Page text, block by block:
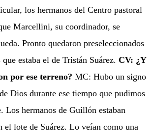
los hermanos del Centro pastoral
Marcellini, su coordinador, se
Pronto quedaron preseleccionados
estaba el de Tristán Suárez. CV: ¿Y
por ese terreno? MC: Hubo un signo
Dios durante ese tiempo que pudimos
Los hermanos de Guillón estaban
el lote de Suárez. Lo veían como una